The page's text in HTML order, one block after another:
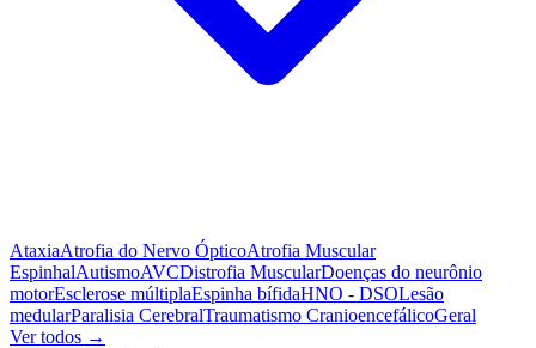
AtaxiaAtrofia do Nervo ÓpticoAtrofia Muscular
EspinhalAutismoAVCDistrofia MuscularDoenças do neurônio
motorEsclerose múltiplaEspinha bífidaHNO - DSOLesão
medularParalisia CerebralTraumatismo CranioencefálicoGeral
Ver todos →